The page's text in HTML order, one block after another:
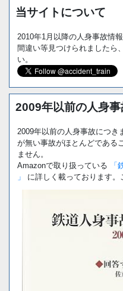
当サイトについて
2010年1月以降の人身事故情
間違い等見つけられましたら
い。
2009年以前の人身事
2009年以前の人身事故につき
が無い事故がほとんどである
ません。
Amazonで取り扱っている
「
」
に詳しく載っております。